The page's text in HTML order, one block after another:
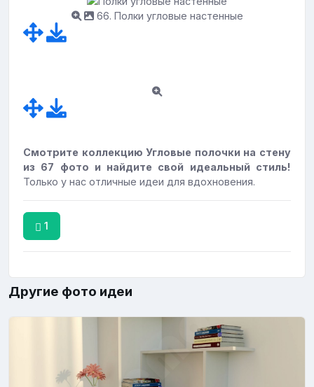
66. Полки угловые настенные
Смотрите коллекцию Угловые полочки на стену
из 67 фото и найдите свой идеальный стиль!
Только у нас отличные идеи для вдохновения.
1
Другие фото идеи